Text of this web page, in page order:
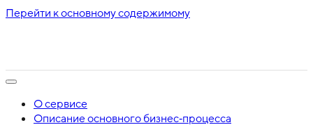
Перейти к основному содержимому
О сервисе
Описание основного бизнес‑процесса